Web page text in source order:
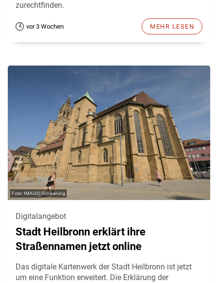
zurechtfinden.
vor 3 Wochen MEHR LESEN
IMAGO/Schoening
Digitalangebot
Stadt Heilbronn erklärt ihre
Straßennamen jetzt online
Das digitale Kartenwerk der Stadt Heilbronn ist jetzt
um eine Funktion erweitert. Die Erklärung der